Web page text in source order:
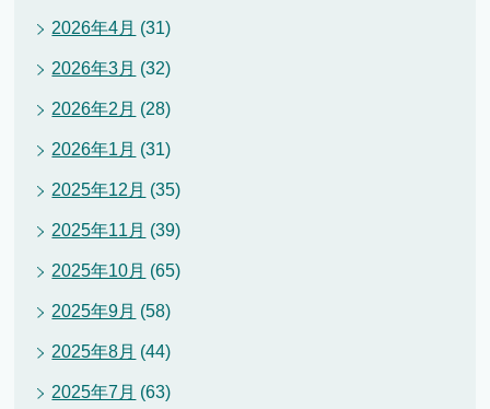
2026年4月 (31)
2026年3月 (32)
2026年2月 (28)
2026年1月 (31)
2025年12月 (35)
2025年11月 (39)
2025年10月 (65)
2025年9月 (58)
2025年8月 (44)
2025年7月 (63)